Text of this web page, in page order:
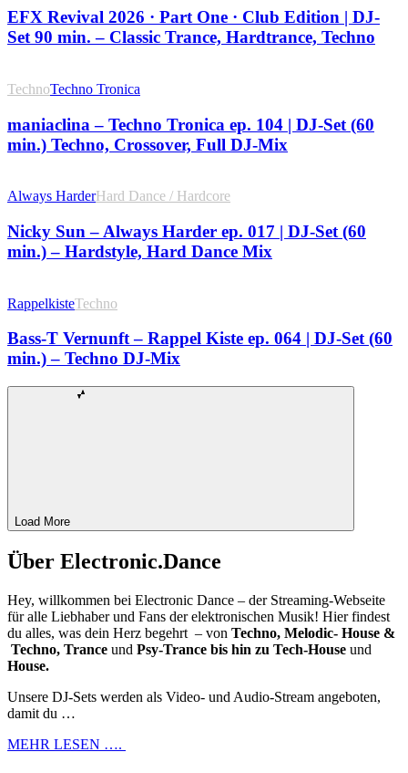
EFX Revival 2026 · Part One · Club Edition | DJ-
Set 90 min. – Classic Trance, Hardtrance, Techno
TechnoTechno Tronica
maniaclina – Techno Tronica ep. 104 | DJ-Set (60
min.) Techno, Crossover, Full DJ-Mix
Always HarderHard Dance / Hardcore
Nicky Sun – Always Harder ep. 017 | DJ-Set (60
min.) – Hardstyle, Hard Dance Mix
RappelkisteTechno
Bass-T Vernunft – Rappel Kiste ep. 064 | DJ-Set (60
min.) – Techno DJ-Mix
Load More
Über Electronic.Dance
Hey, willkommen bei Electronic Dance – der Streaming-Webseite
für alle Liebhaber und Fans der elektronischen Musik! Hier findest
du alles, was dein Herz begehrt – von Techno, Melodic- House &
Techno, Trance und Psy-Trance bis hin zu Tech-House und
House.
Unsere DJ-Sets werden als Video- und Audio-Stream angeboten,
damit du …
MEHR LESEN ….